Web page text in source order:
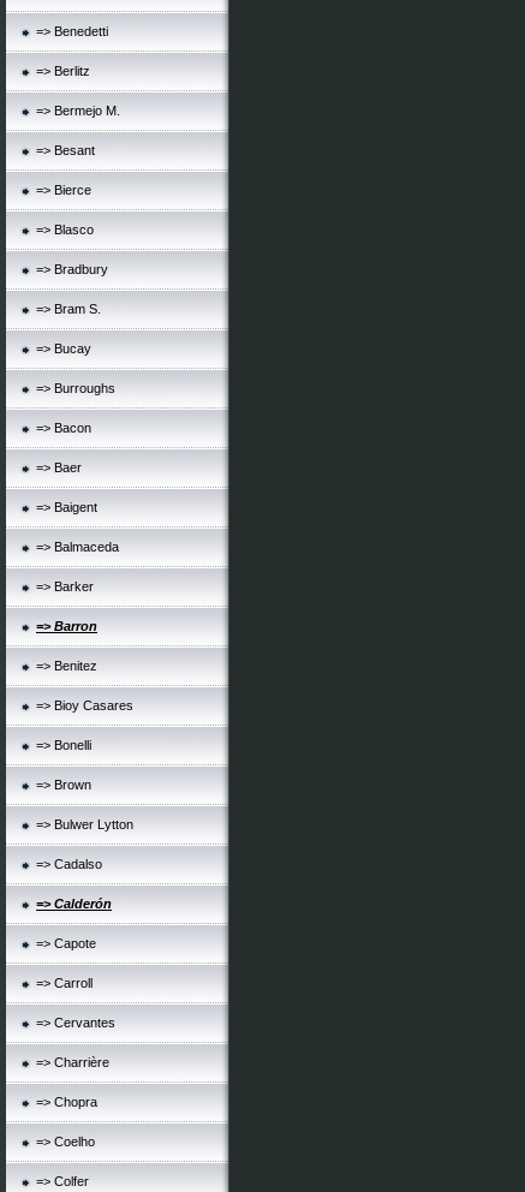
=> Benedetti
=> Berlitz
=> Bermejo M.
=> Besant
=> Bierce
=> Blasco
=> Bradbury
=> Bram S.
=> Bucay
=> Burroughs
=> Bacon
=> Baer
=> Baigent
=> Balmaceda
=> Barker
=> Barron
=> Benitez
=> Bioy Casares
=> Bonelli
=> Brown
=> Bulwer Lytton
=> Cadalso
=> Calderón
=> Capote
=> Carroll
=> Cervantes
=> Charrière
=> Chopra
=> Coelho
=> Colfer